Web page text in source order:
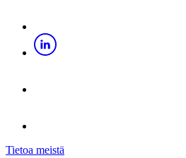
Tietoa meistä